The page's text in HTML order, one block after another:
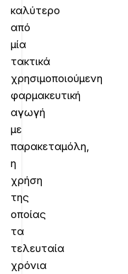
καλύτερο
από
μία
τακτικά
χρησιμοποιούμενη
φαρμακευτική
αγωγή
με
παρακεταμόλη,
η
χρήση
της
οποίας
τα
τελευταία
χρόνια